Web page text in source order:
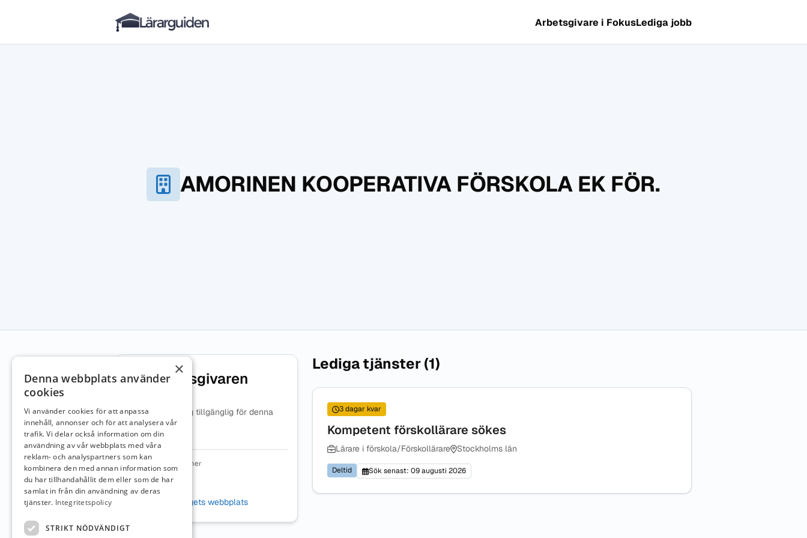
Hoppa till innehåll
Lärarguiden Arbetsgivare i FokusLediga jobb
AMORINEN KOOPERATIVA FÖRSKOLA EK FÖR.
Om arbetsgivaren
Ingen beskrivning tillgänglig för denna
arbetsgivare.
Organisationsnummer
7164220860
Webbplats
Besök företagets webbplats
Lediga tjänster (1)
3 dagar kvar
Kompetent förskollärare sökes
Lärare i förskola/Förskollärare Stockholms län
Deltid Sök senast: 09 augusti 2026
×
Denna webbplats använder
cookies
Vi använder cookies för att anpassa
innehåll, annonser och för att analysera vår
trafik. Vi delar också information om din
användning av vår webbplats med våra
reklam- och analyspartners som kan
kombinera den med annan information som
du har tillhandahållit dem eller som de har
samlat in från din användning av deras
tjänster. Integritetspolicy
STRIKT NÖDVÄNDIGT